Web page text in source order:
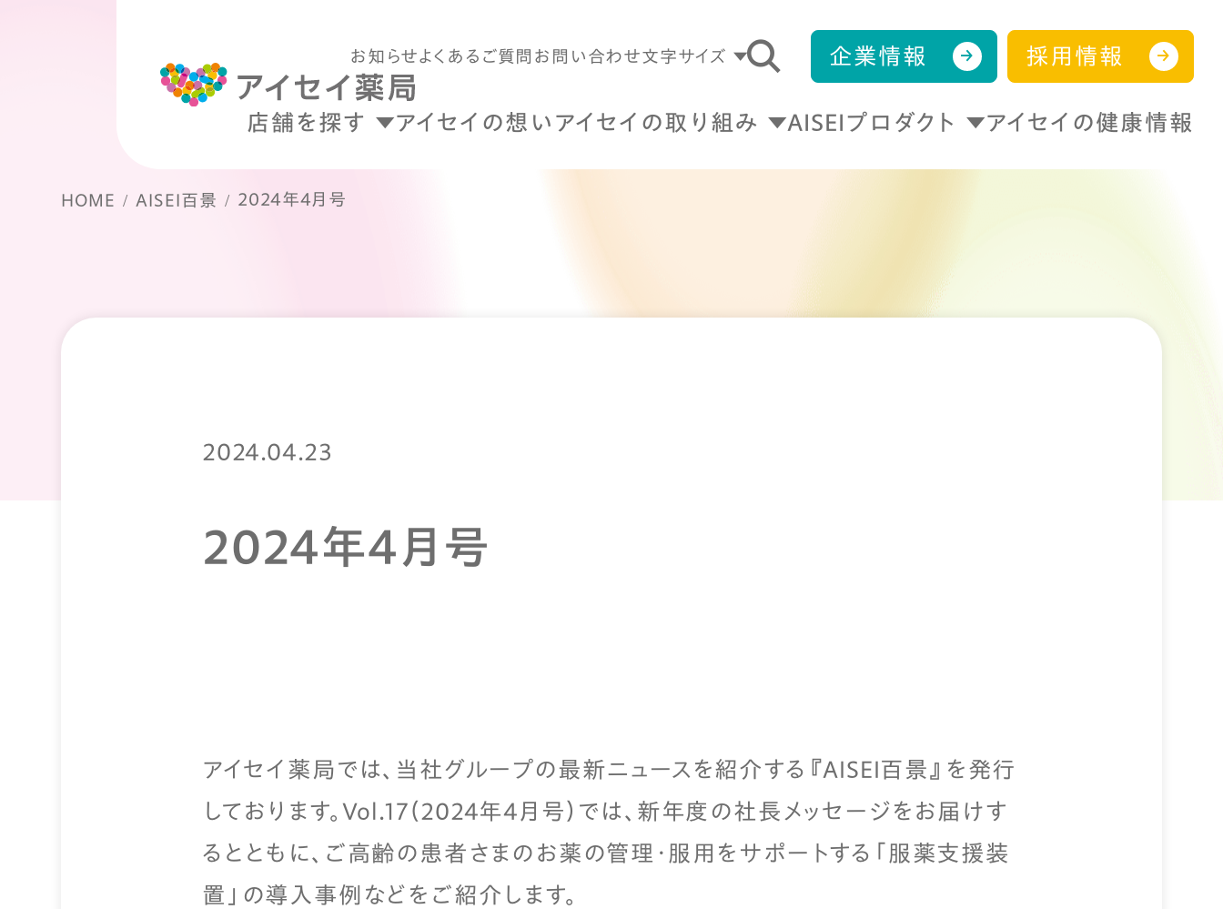
お知らせよくあるご質問 お問い合わせ文字サイズ 企業情報 採用情報
店舗を探す アイセイの想い アイセイの取り組み AISEIプロダクト アイセイの健康情報
HOME AISEI百景 2024年4月号
2024.04.23
2024年4月号
アイセイ薬局では、当社グループの最新ニュースを紹介する『AISEI百景』を発行
しております。Vol.17（2024年4月号）では、新年度の社長メッセージをお届けす
るとともに、ご高齢の患者さまのお薬の管理・服用をサポートする「服薬支援装
置」の導入事例などをご紹介します。